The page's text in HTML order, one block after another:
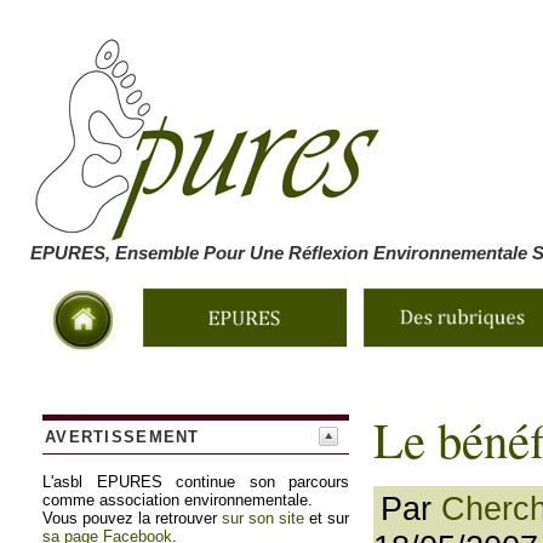
EPURES, Ensemble Pour Une Réflexion Environnementale
AVERTISSEMENT
L'asbl EPURES continue son parcours
comme association environnementale.
Vous pouvez la retrouver sur son site et sur
sa page Facebook.
Le
Par